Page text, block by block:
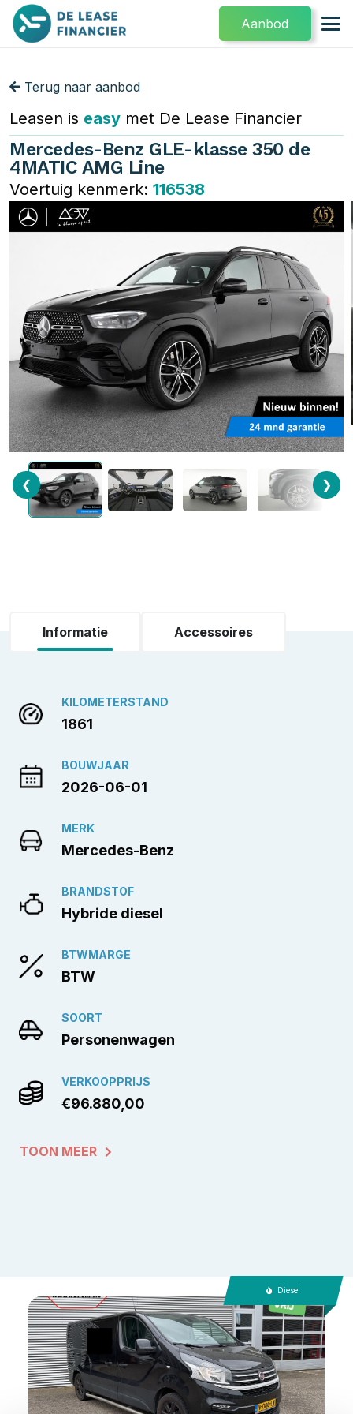
Aanbod
Terug naar aanbod
Leasen is easy met De Lease Financier
Mercedes-Benz GLE-klasse 350 de
4MATIC AMG Line
Voertuig kenmerk: 116538
❮ ❯
Informatie Accessoires
KILOMETERSTAND
1861
BOUWJAAR
2026-06-01
MERK
Mercedes-Benz
BRANDSTOF
Hybride diesel
BTWMARGE
BTW
SOORT
Personenwagen
VERKOOPPRIJS
€96.880,00
TOON MEER
Diesel